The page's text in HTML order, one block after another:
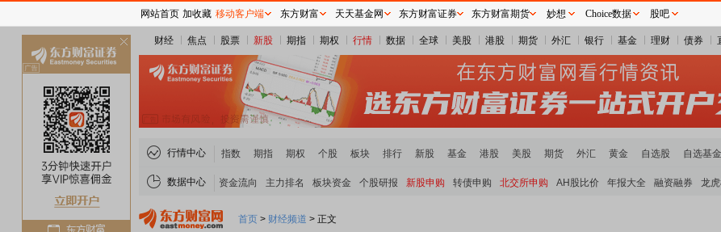
财经 焦点 股票 新股 期指 期权 行情 数据 全球 美股 港股 期货 外汇 银行 基金 理财 债券
行情中心 指数 期指 期权 个股 板块 排行 新股 基金 港股 美股 期货 外汇 黄金 自选股 自选基金
数据中心 资金流向 主力排名 板块资金 个股研报 新股申购 转债申购 北交所申购 AH股比价 年报大全 融资融券 龙
首页 > 财经频道 > 正文
网站首页 加收藏 移动客户端 东方财富 天天基金网 东方财富证券 东方财富期货 妙想 Choice数据 股吧
关